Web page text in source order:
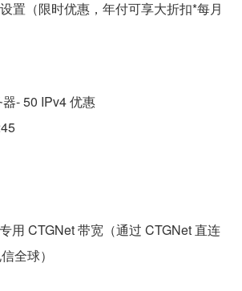
置（限时优惠，年付可享大折扣*每月
- 50 IPv4 优惠
用 CTGNet 带宽（通过 CTGNet 直连
全球）